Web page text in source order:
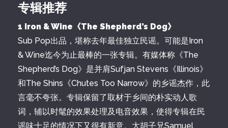
专辑推荐
1 Iron & Wine《The Shepherd’s Dog》
Sub Pop出品，堪称去年最佳独立民谣。可能是Iron
& Wine迄今为止最棒的一张专辑。有媒体称《The
Shepherd’s Dog》是并肩Sufjan Stevens《Illinois》
和The Shins《Chutes Too Narrow》的乡谣杰作，此
言毫不夸张。专辑保留了取材于乡间的朴实动人歌
词，辅以时髦的效果处理及电音效果，使得专辑在民
谣味十足的情况下又很有新意。大胡子兄Samuel